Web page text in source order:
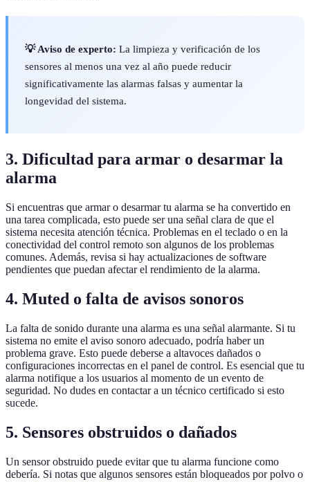
💡 Aviso de experto: La limpieza y verificación de los
sensores al menos una vez al año puede reducir
significativamente las alarmas falsas y aumentar la
longevidad del sistema.
3. Dificultad para armar o desarmar la
alarma
Si encuentras que armar o desarmar tu alarma se ha convertido en
una tarea complicada, esto puede ser una señal clara de que el
sistema necesita atención técnica. Problemas en el teclado o en la
conectividad del control remoto son algunos de los problemas
comunes. Además, revisa si hay actualizaciones de software
pendientes que puedan afectar el rendimiento de la alarma.
4. Muted o falta de avisos sonoros
La falta de sonido durante una alarma es una señal alarmante. Si tu
sistema no emite el aviso sonoro adecuado, podría haber un
problema grave. Esto puede deberse a altavoces dañados o
configuraciones incorrectas en el panel de control. Es esencial que tu
alarma notifique a los usuarios al momento de un evento de
seguridad. No dudes en contactar a un técnico certificado si esto
sucede.
5. Sensores obstruidos o dañados
Un sensor obstruido puede evitar que tu alarma funcione como
debería. Si notas que algunos sensores están bloqueados por polvo o